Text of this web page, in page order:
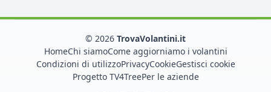
© 2026 TrovaVolantini.it
HomeChi siamoCome aggiorniamo i volantini
Condizioni di utilizzoPrivacyCookieGestisci cookie
Progetto TV4TreePer le aziende